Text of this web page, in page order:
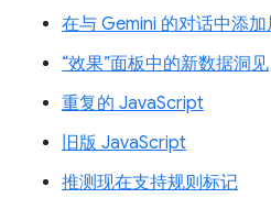
在与 Gemini 的对话中添
“效果”面板中的新数据洞见
重复的 JavaScript
旧版 JavaScript
推测现在支持规则标记